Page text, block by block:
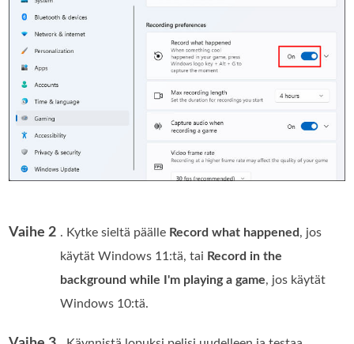
Vaihe 2 . Kytke sieltä päälle Record what happened, jos
käytät Windows 11:tä, tai Record in the
background while I'm playing a game, jos käytät
Windows 10:tä.